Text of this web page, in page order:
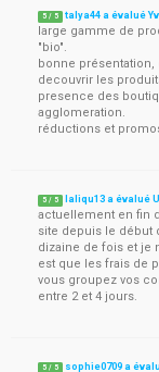
5 / 5 talya44 a évalué
large gamme de
"bio".
bonne
decouvrir les
presence des
agglomeration.
réductions et
5 / 5 laliqu13 a évalué
actuellement en fin
site depuis le début
dizaine de fois et je
est que les frais de
vous groupez vos
entre 2 et 4 jours.
5 / 5 sophie0709 a